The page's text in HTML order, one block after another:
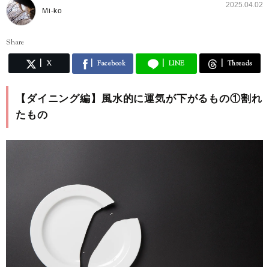
Mi-ko
2025.04.02
Share
X Facebook LINE Threads
【ダイニング編】風水的に運気が下がるもの①割れ
たもの